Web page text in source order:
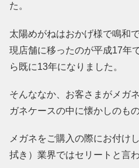
た。
太陽めがねはおかげ様で鳴和
現店舗に移ったのが平成17年
ら既に13年になりました。
そんななか、お客さまがメガ
ガネケースの中に懐かしのもの
メガネをご購入の際にお付け
拭き）業界ではセリートと言